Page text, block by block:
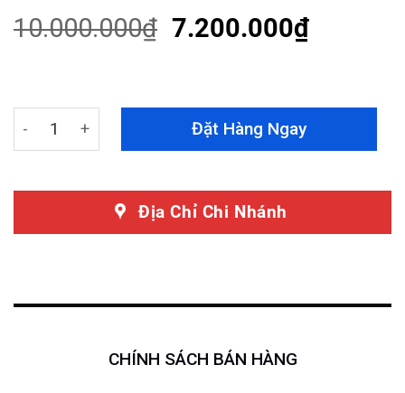
customer
ratings
10.000.000₫ 7.200.000₫
Giảm Xóc Vinfast VF7 Chính Hãng Tein Basic - Lẻ Cặp
Đặt Hàng Ngay
Địa Chỉ Chi Nhánh
CHÍNH SÁCH BÁN HÀNG